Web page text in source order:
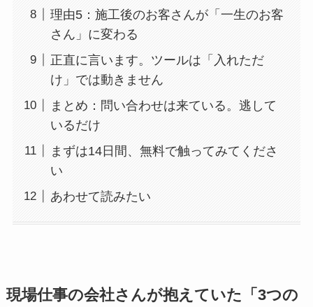
理由5：施工後のお客さんが「一生のお客
さん」に変わる
正直に言います。ツールは「入れただ
け」では動きません
まとめ：問い合わせは来ている。逃して
いるだけ
まずは14日間、無料で触ってみてくださ
い
あわせて読みたい
現場仕事の会社さんが抱えていた「3つの